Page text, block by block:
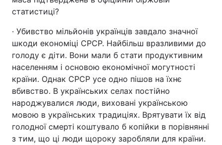
статистиці?
· Убивство мільйонів українців завдало значної
шкоди економіці СРСР. Найбільш вразливими до
голоду є діти. Вони мали б стати продуктивним
населенням і основою економічної могутності
країни. Однак СРСР усе одно пішов на їхнє
вбивство. В українських селах постійно
народжувалися люди, виховані українською
мовою в українських традиціях. Врятувати їх від
голодної смерті коштувало б копійки в порівнянні
з тим, що ці люди щороку заробляли для країни.